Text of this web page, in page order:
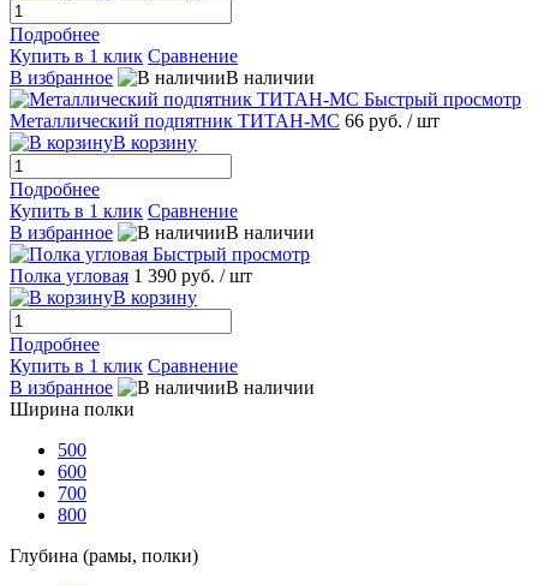
Подробнее
Купить в 1 клик Сравнение
В избранное
В наличии
Быстрый просмотр
Металлический подпятник ТИТАН-МС 66 руб. / шт
В корзину
Подробнее
Купить в 1 клик Сравнение
В избранное
В наличии
Быстрый просмотр
Полка угловая 1 390 руб. / шт
В корзину
Подробнее
Купить в 1 клик Сравнение
В избранное
В наличии
Ширина полки
500
600
700
800
Глубина (рамы, полки)